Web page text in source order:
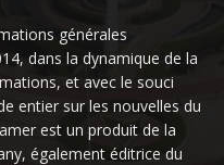
générales
dans la dynamique de la
et avec le souci
entier sur les nouvelles du
est un produit de la
également éditrice du